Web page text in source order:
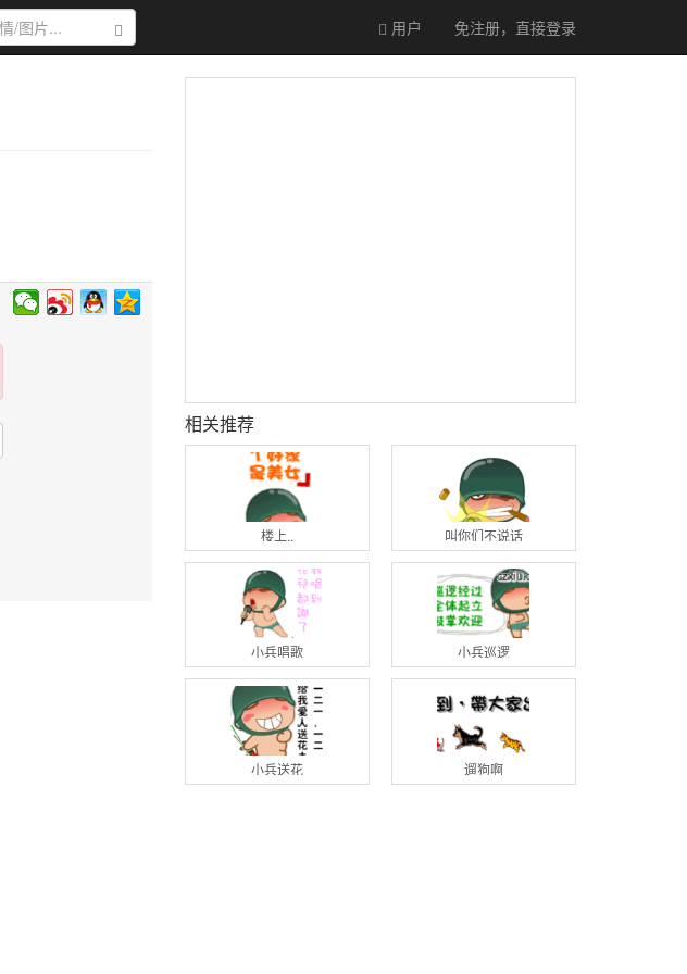
搜索 用户 免注册，直接登录
相关推荐
楼上.. 叫你们不说话
小兵唱歌 小兵巡逻
小兵送花 遛狗啊